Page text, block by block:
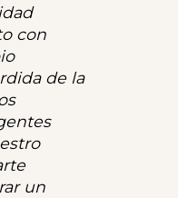
con
de la
un